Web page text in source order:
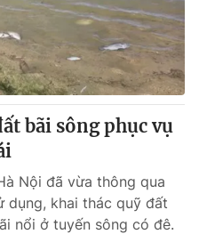
động sản
lòng Việt
mình bằng AI
bãi sông phục vụ
Nội đã vừa thông qua
dụng, khai thác quỹ đất
nổi ở tuyến sông có đê.